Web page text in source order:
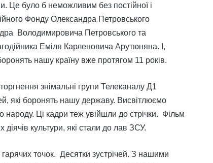
Це було б неможливим без постійної і
Фонду Олександра Петровського
Володимировича Петровського та
Еміля Карленовича Арутюняна. І,
нашу країну вже протягом 11 років.
знімальні групи Телеканалу Д1
які боронять нашу державу. Висвітлюємо
народу. Ці кадри теж увійшли до стрічки. Фільм
діячів культури, які стали до лав ЗСУ.
гарячих точок. Десятки зустрічей. З нашими